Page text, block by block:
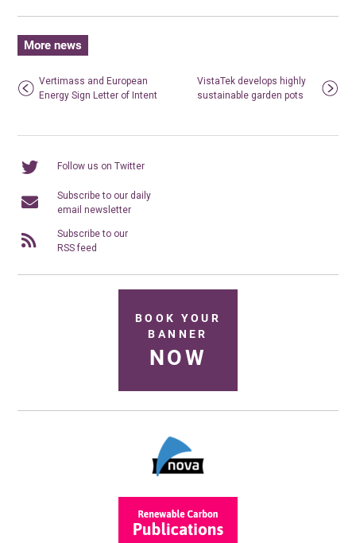
More news
Vertimass and European
Energy Sign Letter of Intent
VistaTek develops highly
sustainable garden pots
Follow us on Twitter
Subscribe to our daily
email newsletter
Subscribe to our
RSS feed
BOOK YOUR
BANNER
NOW